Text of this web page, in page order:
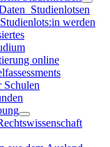
werden
online
Schulen